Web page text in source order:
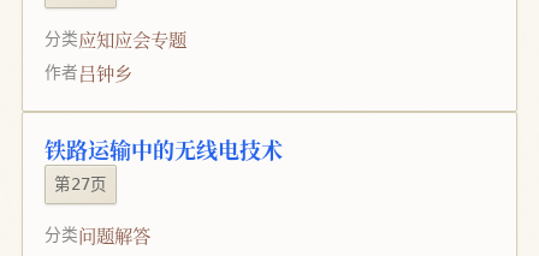
分类应知应会专题
作者吕钟乡
铁路运输中的无线电技术
第27页
分类问题解答